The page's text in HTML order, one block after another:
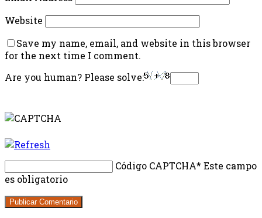
Website
Save my name, email, and website in this browser
for the next time I comment.
Are you human? Please solve:
Código CAPTCHA* Este campo
es obligatorio